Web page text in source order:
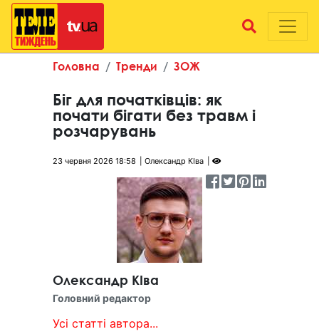
Головна Тренди ЗОЖ
Біг для початківців: як
почати бігати без травм і
розчарувань
23 червня 2026 18:58 Олександр КІва
Олександр КІва
Головний редактор
Усі статті автора...